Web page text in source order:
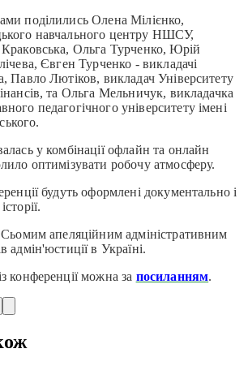
поділились Олена Мілієнко,
навчального центру НШСУ,
Ольга Турченко, Юрій
Євген Турченко - викладачі
Лютіков, викладач Університету
та Ольга Мельничук, викладачка
педагогічного університету імені
у комбінації офлайн та онлайн
оптимізувати робочу атмосферу.
будуть оформлені документально і
Сьомим апеляційним адміністративним
адмін'юстиції в Україні.
конференції можна за посиланням.